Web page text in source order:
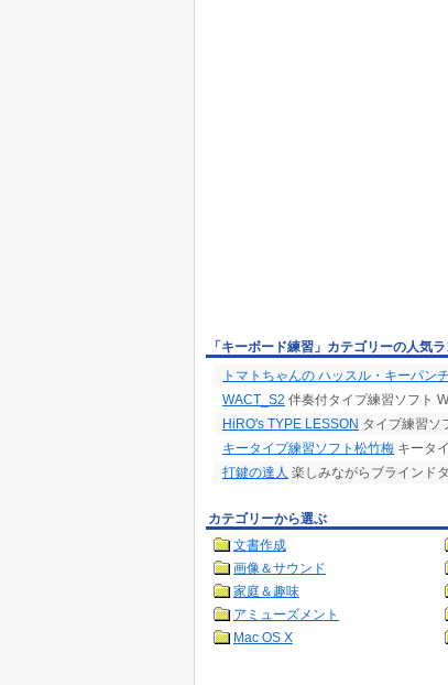
「キーボード練習」カテゴリーの人気
トマトちゃんの ハッスル・キーパンチ
WACT_S2 伴奏付タイプ練習ソフト
HiRO's TYPE LESSON タイプ練習ソ
キータイプ練習ソフト松竹梅 キータ
打鍵の達人 楽しみながらブラインド
カテゴリーから選ぶ
文書作成
画像＆サウンド
家庭＆趣味
アミューズメント
Mac OS X